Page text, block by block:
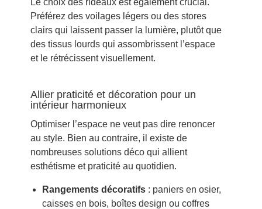
Le choix des rideaux est également crucial.
Préférez des voilages légers ou des stores
clairs qui laissent passer la lumière, plutôt que
des tissus lourds qui assombrissent l’espace
et le rétrécissent visuellement.
Allier praticité et décoration pour un
intérieur harmonieux
Optimiser l’espace ne veut pas dire renoncer
au style. Bien au contraire, il existe de
nombreuses solutions déco qui allient
esthétisme et praticité au quotidien.
Rangements décoratifs: paniers en osier,
caisses en bois, boîtes design ou coffres